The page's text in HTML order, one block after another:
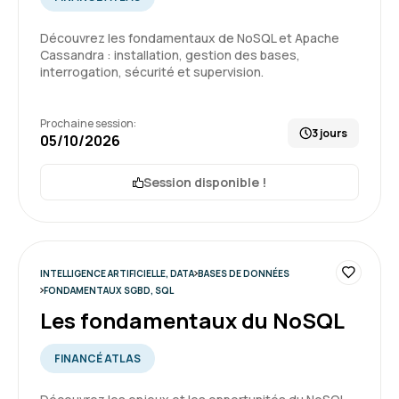
Sylvia R. Le 16/06/2026
Interface très facile et agréable
attentes
Yvan R.
Formateur très bon pédagogue, à l'écoute et
patient, je suis très satisfait du déroulé de ma
formation
Découvrez les fondamentaux de NoSQL et Apache
Cassandra : installation, gestion des bases,
interrogation, sécurité et supervision.
Prochaine session:
05/10/2026 3 jours
Session disponible !
INTELLIGENCE ARTIFICIELLE, DATA BASES DE DONNÉES
FONDAMENTAUX SGBD, SQL
Les fondamentaux du NoSQL
FINANCÉ ATLAS